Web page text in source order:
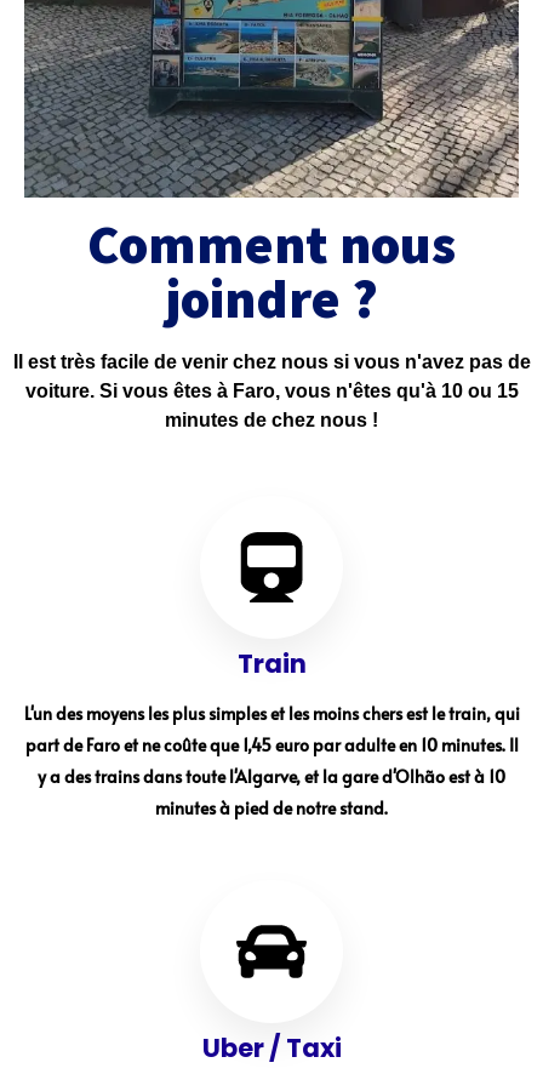
Comment nous
joindre ?
Il est très facile de venir chez nous si vous n'avez pas de
voiture. Si vous êtes à Faro, vous n'êtes qu'à 10 ou 15
minutes de chez nous !
Train
L'un des moyens les plus simples et les moins chers est le train, qui
part de Faro et ne coûte que 1,45 euro par adulte en 10 minutes. Il
y a des trains dans toute l'Algarve, et la gare d'Olhão est à 10
minutes à pied de notre stand.
Uber / Taxi